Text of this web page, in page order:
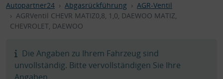
Autopartner24 Abgasrückführung
AGR-Ventil
AGRVentil CHEVR MATIZ0,8, 1,0, DAEWOO MATIZ,
CHEVROLET, DAEWOO
Die Angaben zu Ihrem Fahrzeug sind
unvollständig. Bitte vervollständigen Sie Ihre